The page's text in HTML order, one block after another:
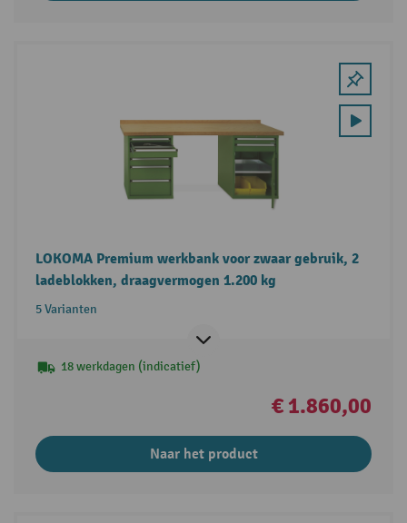
LOKOMA Premium werkbank voor zwaar gebruik, 2
ladeblokken, draagvermogen 1.200 kg
5 Varianten
18 werkdagen (indicatief)
€ 1.860,00
Naar het product